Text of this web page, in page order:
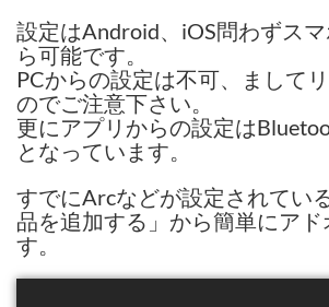
設定はAndroid、iOS問わずス
ら可能です。
PCからの設定は不可、まして
のでご注意下さい。
更にアプリからの設定は
となっています。
すでにArcなどが設定されてい
品を追加する」から簡単にアド
す。